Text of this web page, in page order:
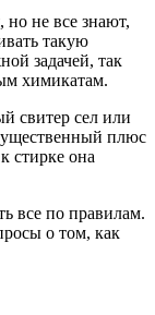
но не все знают,
такую
задачей, так
химикатам.
свитер сел или
плюс
стирке она
все по правилам.
о том, как